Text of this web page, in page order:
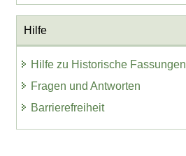
Hilfe
Hilfe zu Historische Fassungen
Fragen und Antworten
Barrierefreiheit